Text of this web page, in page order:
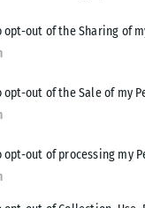
opt-out of the Sharing of
opt-out of the Sale of my
opt-out of processing my